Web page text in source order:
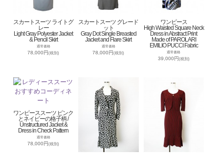
スカートスーツ ライトグ
レー
Light Gray Polyester Jacket
& Pencil Skirt
通常価格
78,000円(税別)
スカートスーツ グレード
ット
Gray Dot Single Breasted
Jacket and Flare Skirt
通常価格
78,000円(税別)
ワンピース
High Waisted Square Neck
Dress in Abstract Print
Made of PAROLARI
EMILIO PUCCI Fabric
通常価格
39,000円(税別)
ワンピーススーツ ピンク
とネイビーの格子柄 /
Unstructured Jacket &
Dress in Check Pattern
通常価格
78,000円(税別)